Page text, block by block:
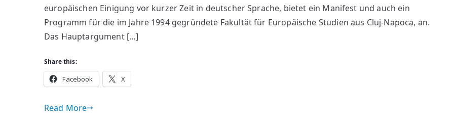
europäischen Einigung vor kurzer Zeit in deutscher Sprache, bietet ein Manifest und auch ein
Programm für die im Jahre 1994 gegründete Fakultät für Europäische Studien aus Cluj-Napoca, an.
Das Hauptargument […]
Share this:
Facebook X
Read More